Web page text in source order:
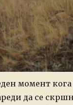
момент
да се